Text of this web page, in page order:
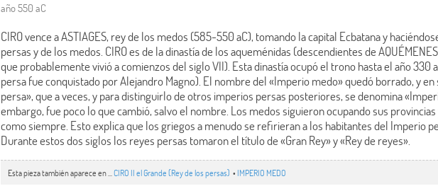
año 550 aC
CIRO vence a ASTIAGES, rey de los medos (585-550 aC), tomando la capital Ecbatana y
persas y de los medos. CIRO es de la dinastía de los aqueménidas (descendientes de
que probablemente vivió a comienzos del siglo VII). Esta dinastía ocupó el trono hasta el año 330
persa fue conquistado por Alejandro Magno). El nombre del «Imperio medo» quedó borrado, y
persa», que a veces, y para distinguirlo de otros imperios persas posteriores, se denomina
embargo, fue poco lo que cambió, salvo el nombre. Los medos siguieron ocupando sus
como siempre. Esto explica que los griegos a menudo se refirieran a los habitantes del Imperio
Durante estos dos siglos los reyes persas tomaron el título de «Gran Rey» y «Rey de reyes».
Esta pieza también aparece en ...CIRO II el Grande (Rey de los persas) • IMPERIO MEDO